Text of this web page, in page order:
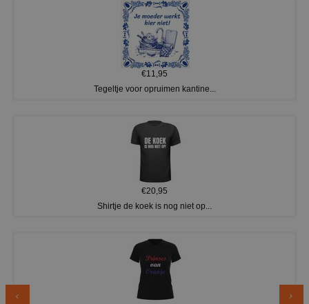
€11,95
Tegeltje voor opruimen kantine...
€20,95
Shirtje de koek is nog niet op...